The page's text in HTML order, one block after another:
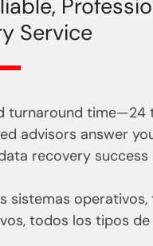
Service
turnaround time—24
advisors answer
recovery
sistemas
todos los tipos